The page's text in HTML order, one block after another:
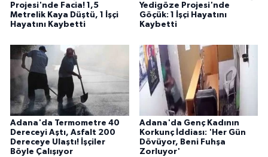
Projesi'nde Facia! 1,5
Metrelik Kaya Düştü, 1 İşçi
Hayatını Kaybetti
Yedigöze Projesi'nde
Göçük: 1 İşçi Hayatını
Kaybetti
Adana'da Termometre 40
Dereceyi Aştı, Asfalt 200
Dereceye Ulaştı! İşçiler
Böyle Çalışıyor
Adana'da Genç Kadının
Korkunç İddiası: 'Her Gün
Dövüyor, Beni Fuhşa
Zorluyor'